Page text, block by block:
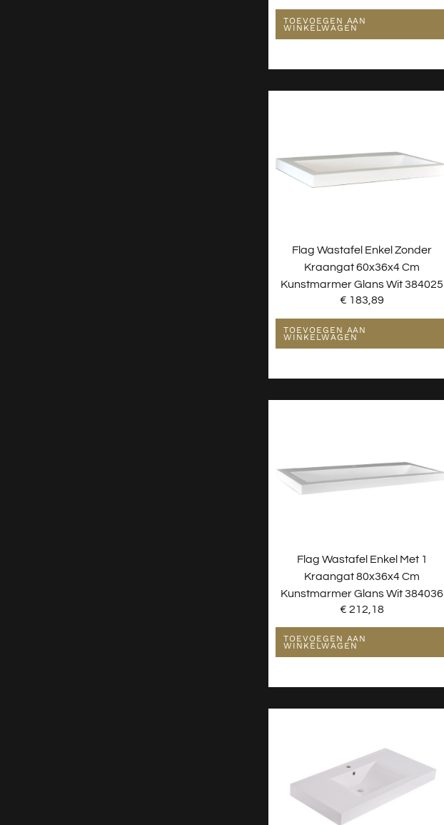
TOEVOEGEN AAN
WINKELWAGEN
Flag Wastafel Enkel Zonder
Kraangat 60x36x4 Cm
Kunstmarmer Glans Wit 384025
€ 183,89
TOEVOEGEN AAN
WINKELWAGEN
Flag Wastafel Enkel Met 1
Kraangat 80x36x4 Cm
Kunstmarmer Glans Wit 384036
€ 212,18
TOEVOEGEN AAN
WINKELWAGEN